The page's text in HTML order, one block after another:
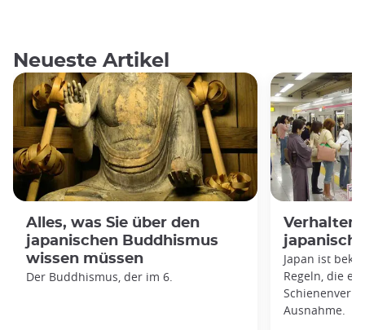
Neueste Artikel
Alles, was Sie über den
japanischen Buddhismus
wissen müssen
Der Buddhismus, der im 6.
Japan ist
Regeln, die
Ausnahme.